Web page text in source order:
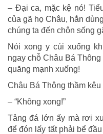
– Đại ca, mặc kệ nó!
của gã họ Châu, hắn
chúng ta đến chôn sống
Nói xong y cúi xuống
ngay chỗ Châu Bá
quăng mạnh xuống!
Châu Bá Thông thầm kêu
– “Không xong!”
Tảng đá lớn ấy mà rơi
để đón lấy tất phải bể